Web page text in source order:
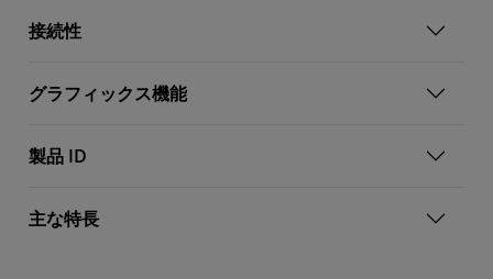
接続性
グラフィックス機能
製品 ID
主な特長